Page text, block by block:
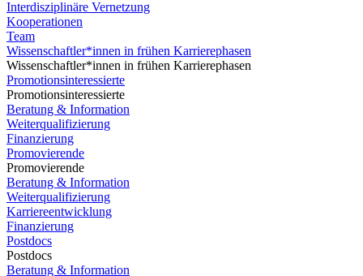
Interdisziplinäre Vernetzung
Kooperationen
Team
Wissenschaftler*innen in frühen Karrierephasen
Wissenschaftler*innen in frühen Karrierephasen
Promotionsinteressierte
Promotionsinteressierte
Beratung & Information
Weiterqualifizierung
Finanzierung
Promovierende
Promovierende
Beratung & Information
Weiterqualifizierung
Karriereentwicklung
Finanzierung
Postdocs
Postdocs
Beratung & Information